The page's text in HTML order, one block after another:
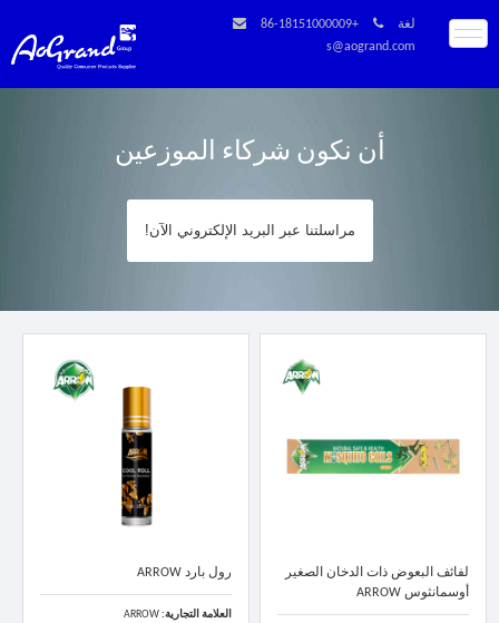
لغة
+86-18151000009
s@aogrand.com
أن نكون شركاء الموزعين
مراسلتنا عبر البريد الإلكتروني الآن!
لفائف البعوض ذات الدخان الصغير
أوسمانثوس ARROW
رول بارد ARROW
العلامة التجارية:ARROW